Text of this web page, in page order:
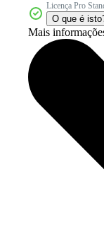
Licença Pro
O que é
Mais